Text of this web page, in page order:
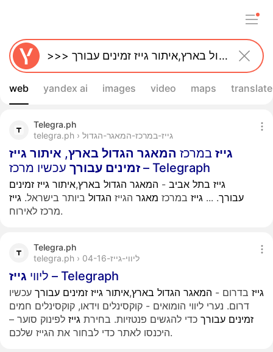
web yandex ai images video maps translate
Telegra.ph
telegra.ph › גייז-במרכז-המאגר-הגדול
גייז במרכז המאגר הגדול בארץ, איתור גייז
זמינים עבורך עכשיו מרכז – Telegraph
גייז בתל אביב - המאגר הגדול בארץ,איתור גייז זמינים
עבורך.
... גייז במרכז מאגר הגייז הגדול ביותר בישראל. גייז
מרכז לאירוח.
Telegra.ph
telegra.ph › ליווי-גייז-04-16
ליווי גייז – Telegraph
גייז בדרום - המאגר הגדול בארץ,איתור גייז זמינים עבורך עכשיו
דרום. נערי ליווי הומואים - קוקסינלים וידאו, קוקסינלים חמים
זמינים עבורך כדי להגשים פנטזיות. בחירת גייז לפינוק סוער –
היכנסו לאתר כדי לבחור את הגייז שלכם.